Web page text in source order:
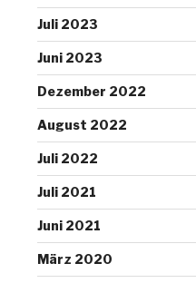
Juli 2023
Juni 2023
Dezember 2022
August 2022
Juli 2022
Juli 2021
Juni 2021
März 2020